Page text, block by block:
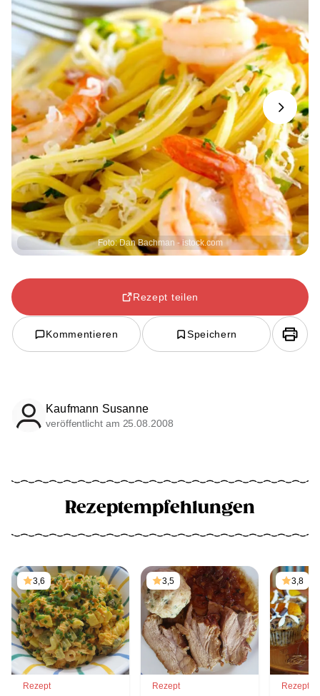
Foto: Dan Bachman - istock.com
Next
Rezept teilen
Kommentieren Speichern
Kaufmann Susanne
veröffentlicht am 25.08.2008
Rezeptempfehlungen
3,6
Rezept
3,5
Rezept
3,8
Rezept